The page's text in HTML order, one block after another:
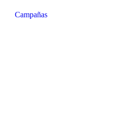
Campañas